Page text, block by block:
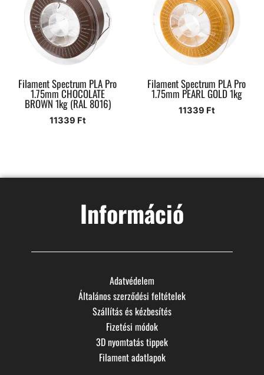
Filament Spectrum PLA Pro
1.75mm CHOCOLATE
BROWN 1kg (RAL 8016)
11339 Ft
Filament Spectrum PLA Pro
1.75mm PEARL GOLD 1kg
11339 Ft
Információ
Adatvédelem
Általános szerződési feltételek
Szállítás és kézbesítés
Fizetési módok
3D nyomtatás tippek
Filament adatlapok